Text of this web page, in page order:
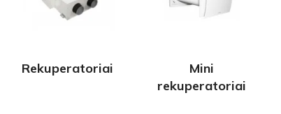
Rekuperatoriai
Mini
rekuperatoriai